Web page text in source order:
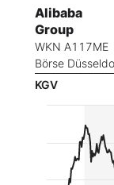
Alibaba
Group
WKN A117ME
Börse
KGV